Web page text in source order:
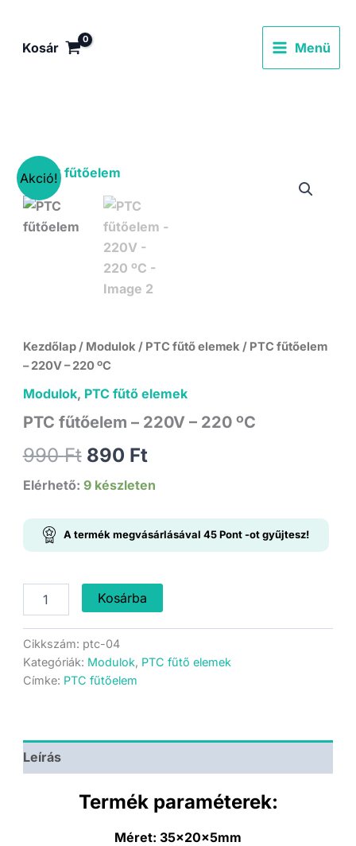
content
Kosár Menü
Akció!
Kezdőlap/ Modulok / PTC fűtő elemek / PTC fűtőelem
– 220V – 220 ºC
Modulok, PTC fűtő elemek
PTC fűtőelem – 220V – 220 ºC
990Ft Original
price
was:
990 Ft.
890 FtCurrent
price
is:
890 Ft.
Elérhető: 9 készleten
A termék megvásárlásával 45Pont-ot gyűjtesz!
fűtőelem
220V
220
ºC
Kosárba
Cikkszám: ptc-04
Kategóriák: Modulok, PTC fűtő elemek
Címke: PTC fűtőelem
Leírás
Termék paraméterek:
Méret: 35x20x5mm